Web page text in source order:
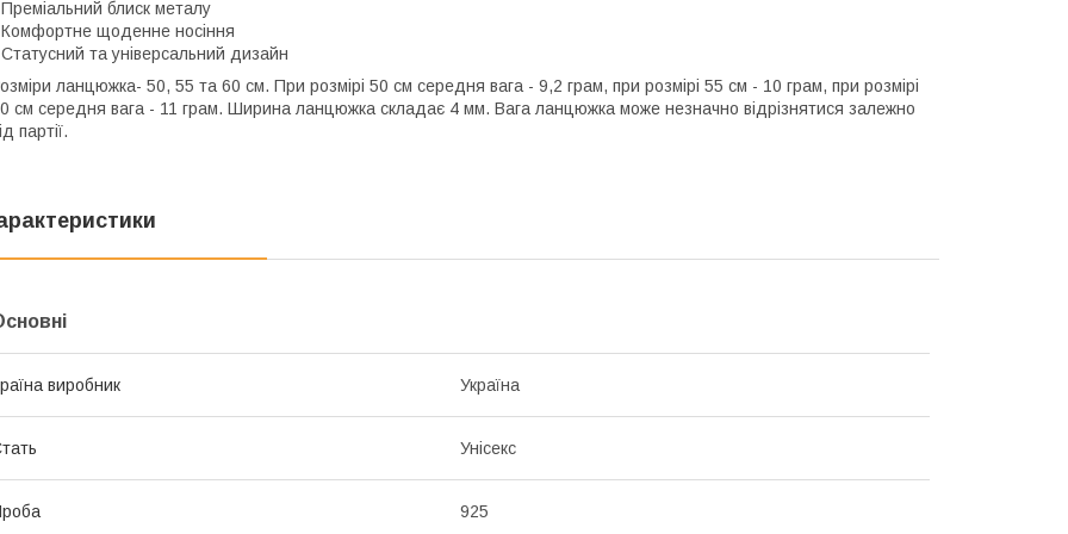
блиск металу
щоденне носіння
та універсальний дизайн
ланцюжка- 50, 55 та 60 см. При розмірі 50 см середня вага - 9,2 грам, при розмірі 55 см - 10 грам, при розмірі
см середня вага - 11 грам. Ширина ланцюжка складає 4 мм. Вага ланцюжка може незначно відрізнятися залежно
партії.
виробник Україна
Унісекс
925